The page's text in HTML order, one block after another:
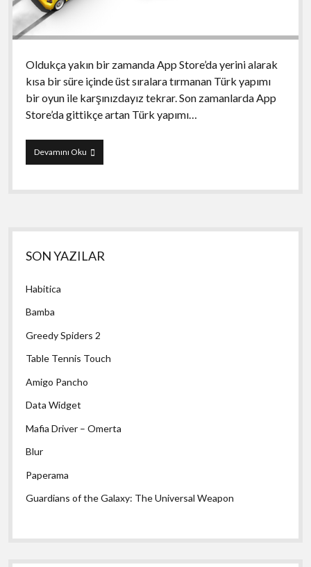
Oldukça yakın bir zamanda App Store’da yerini alarak
kısa bir süre içinde üst sıralara tırmanan Türk yapımı
bir oyun ile karşınızdayız tekrar. Son zamanlarda App
Store’da gittikçe artan Türk yapımı…
Devamını OkuTraffic
Racer
Yan
Menü
SON YAZILAR
Habitica
Bamba
Greedy Spiders 2
Table Tennis Touch
Amigo Pancho
Data Widget
Mafia Driver – Omerta
Blur
Paperama
Guardians of the Galaxy: The Universal Weapon